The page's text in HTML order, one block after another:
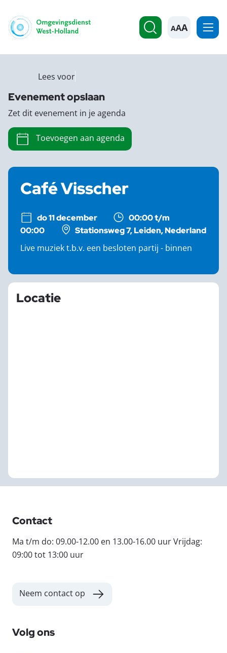
A
Café Visscher
do 11 december
00:00 t/m
00:00
Stationsweg 7, Leiden, Nederland
Live muziek t.b.v. een besloten partij - binnen
Locatie
Lees voor
Evenement opslaan
Zet dit evenement in je agenda
Toevoegen aan agenda
Contact
Ma t/m do: 09.00-12.00 en 13.00-16.00 uur Vrijdag:
09:00 tot 13:00 uur
Neem contact op
Volg ons